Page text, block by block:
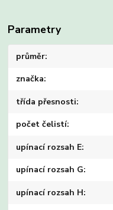
Parametry
průměr
značka
třída přesnosti
počet čelistí
upínací rozsah E
upínací rozsah G
upínací rozsah H